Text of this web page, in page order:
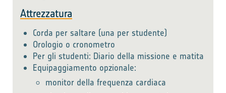
Attrezzatura
Corda per saltare (una per studente)
Orologio o cronometro
Per gli studenti: Diario della missione e matita
Equipaggiamento opzionale:
monitor della frequenza cardiaca